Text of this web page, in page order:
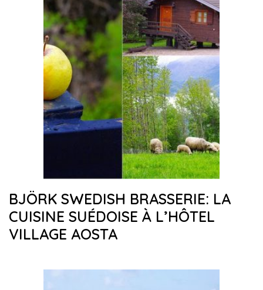
BJÖRK SWEDISH BRASSERIE: LA
CUISINE SUÉDOISE À L’HÔTEL
VILLAGE AOSTA